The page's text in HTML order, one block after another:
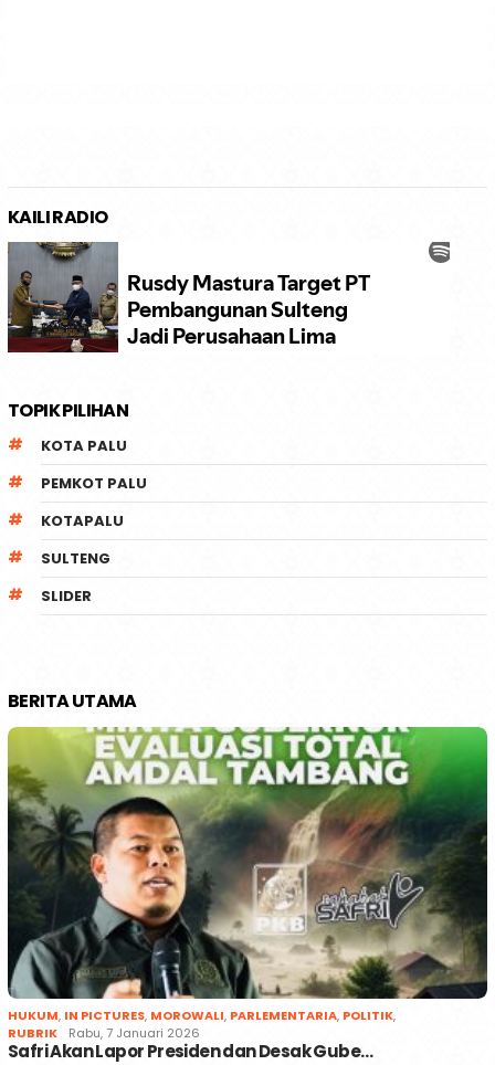
KAILI RADIO
TOPIK PILIHAN
KOTA PALU
PEMKOT PALU
KOTAPALU
SULTENG
SLIDER
BERITA UTAMA
HUKUM, IN PICTURES, MOROWALI, PARLEMENTARIA, POLITIK,
RUBRIK
Rabu, 7 Januari 2026
Safri Akan Lapor Presiden dan Desak Gube…